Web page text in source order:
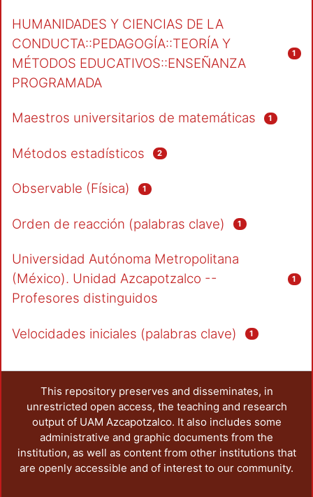
HUMANIDADES Y CIENCIAS DE LA
CONDUCTA::PEDAGOGÍA::TEORÍA Y
MÉTODOS EDUCATIVOS::ENSEÑANZA
PROGRAMADA
1
Maestros universitarios de matemáticas 1
Métodos estadísticos 2
Observable (Física) 1
Orden de reacción (palabras clave) 1
Universidad Autónoma Metropolitana
(México). Unidad Azcapotzalco --
Profesores distinguidos
1
Velocidades iniciales (palabras clave) 1
This repository preserves and disseminates, in
unrestricted open access, the teaching and research
output of UAM Azcapotzalco. It also includes some
administrative and graphic documents from the
institution, as well as content from other institutions that
are openly accessible and of interest to our community.